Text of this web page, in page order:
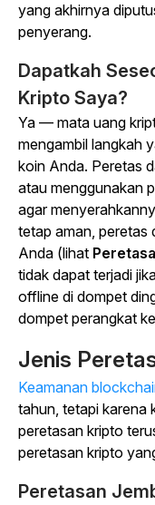
yang akhirnya
penyerang.
Dapatkah
Kripto Saya?
Ya — mata uang
mengambil langkah
koin Anda. Peretas
atau menggunakan
agar
tetap aman, peretas
Anda (lihat
tidak dapat terjadi
offline di dompet
dompet perangkat
Jenis
Keamanan
tahun, tetapi karena
peretasan kripto
peretasan kripto
Peretasan